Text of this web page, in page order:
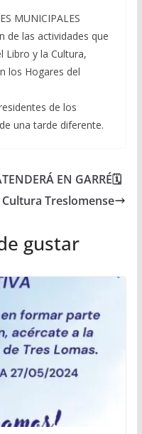
MUNICIPALES
de las actividades que
Libro y la Cultura,
los Hogares del
de los
una tarde diferente.
EN GARRÉ🗓
Treslomense
gustar